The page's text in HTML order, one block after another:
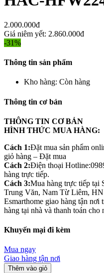
2.000.000đ
Giá niêm yết: 2.860.000đ
-31%
Thông tin sản phẩm
Kho hàng: Còn hàng
Thông tin cơ bản
THÔNG TIN CƠ BẢN
HÌNH THỨC MUA HÀNG:
Cách 1:Đặt mua sản phẩm
giỏ hàng – Đặt mua
Cách 2:Điện thoại
hàng trực tiếp.
Cách 3:Mua hàng trực tiếp
Trung Văn, Nam Từ Liêm, HN
Esmarthome giao hàng tận nơi
hàng tại nhà và thanh toán cho
Khuyến mại đi kèm
Mua ngay
Giao hàng tận nơi
Thêm vào giỏ